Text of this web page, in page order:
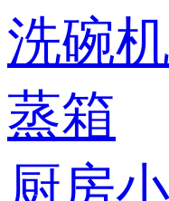
洗碗机
蒸箱
厨房